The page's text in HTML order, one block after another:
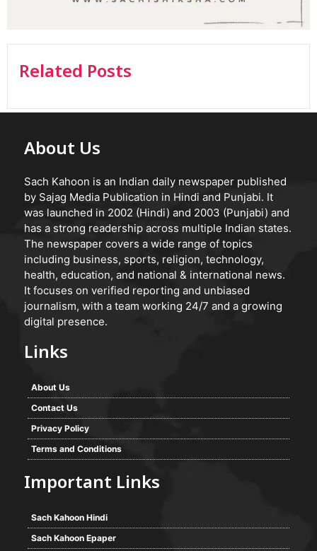
Related Posts
About Us
Sach Kahoon is an Indian daily newspaper published
by Sajag Media Publication in Hindi and Punjabi. It
was launched in 2002 (Hindi) and 2003 (Punjabi) and
has a strong readership across multiple Indian states.
The newspaper covers a wide range of topics
including business, sports, religion, technology,
health, education, and national & international news.
It focuses on verified reporting and unbiased
journalism, with a team working 24/7 and a growing
digital presence.
Links
About Us
Contact Us
Privacy Policy
Terms and Conditions
Important Links
Sach Kahoon Hindi
Sach Kahoon Epaper